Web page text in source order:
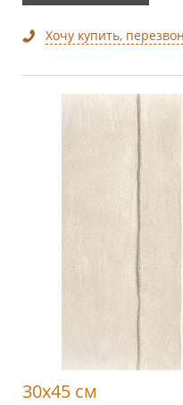
Хочу купить,
30x45 см